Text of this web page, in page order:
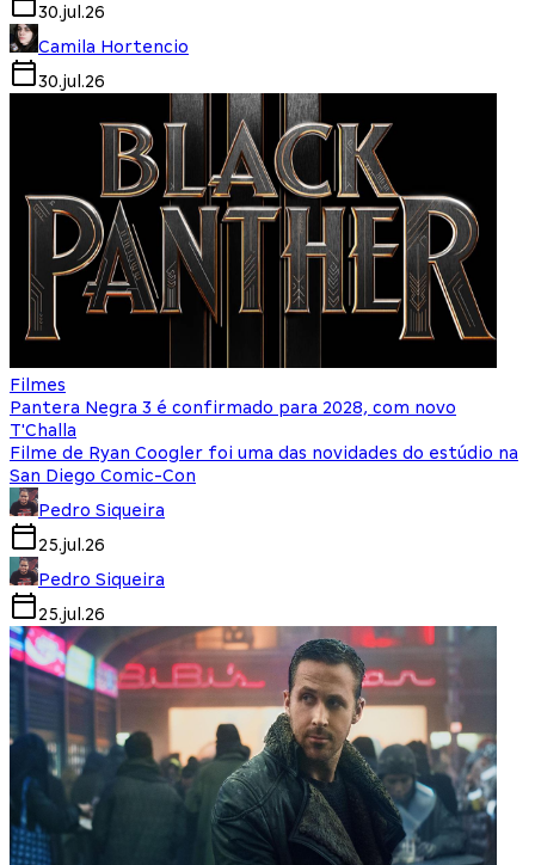
30.jul.26
Camila Hortencio
30.jul.26
Filmes
Pantera Negra 3 é confirmado para 2028, com novo
T'Challa
Filme de Ryan Coogler foi uma das novidades do estúdio na
San Diego Comic-Con
Pedro Siqueira
25.jul.26
Pedro Siqueira
25.jul.26